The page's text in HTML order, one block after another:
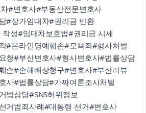
#변호사#부동산전문변호사
#상가임대차#권리금 반환
성#임대차보호법#권리금 시세
#온라인명예훼손#모욕죄#형사처벌
청#부산변호사#형사변호사#법률상담
손#손해배상청구#변호사#부산리뷰
사#법률상담#가짜여론조사처벌
법상담#SNS허위정보
거범죄사례#대통령 선거#변호사